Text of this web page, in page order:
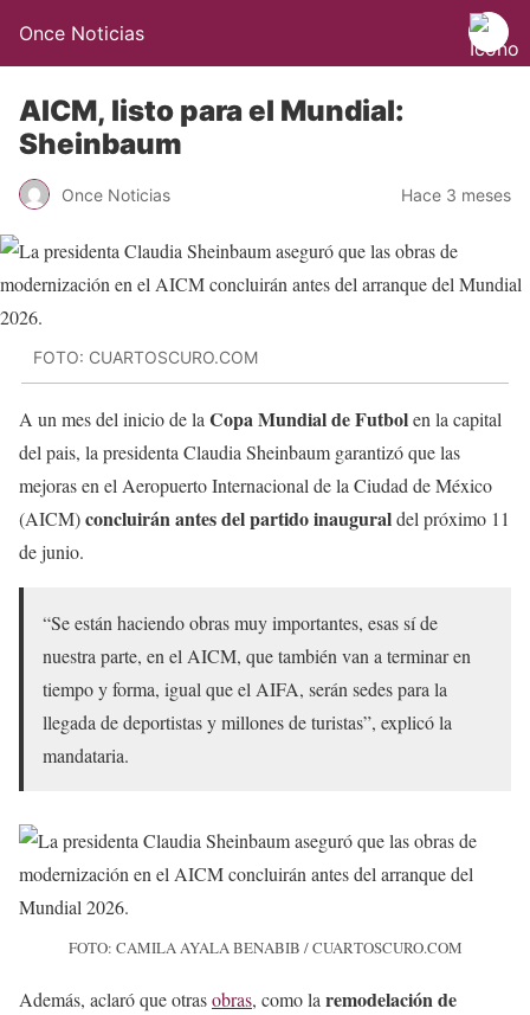
Once Noticias
AICM, listo para el Mundial:
Sheinbaum
Once Noticias Hace 3 meses
FOTO: CUARTOSCURO.COM
A un mes del inicio de la Copa Mundial de Futbolen la capital
del pais, la presidenta Claudia Sheinbaum garantizó que las
mejoras en el Aeropuerto Internacional de la Ciudad de México
(AICM)concluirán antes del partido inauguraldel próximo 11
de junio.
“Se están haciendo obras muy importantes, esas sí de
nuestra parte, en el AICM, que también van a terminar en
tiempo y forma, igual que el AIFA, serán sedes para la
llegada de deportistas y millones de turistas”, explicó la
mandataria.
FOTO: CAMILA AYALA BENABIB / CUARTOSCURO.COM
Además, aclaró que otrasobras, como laremodelación de